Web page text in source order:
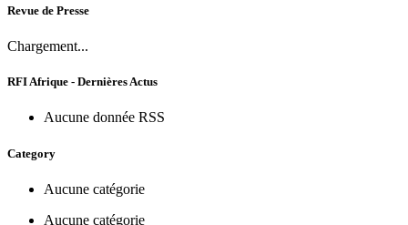
Revue de Presse
Chargement...
RFI Afrique - Dernières Actus
Aucune donnée RSS
Category
Aucune catégorie
Aucune catégorie